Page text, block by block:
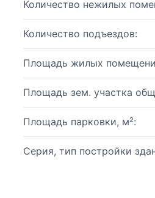
Количество нежилых
Количество подъездов:
Площадь жилых
Площадь зем. участка
Площадь парковки, м²:
Серия, тип постройки